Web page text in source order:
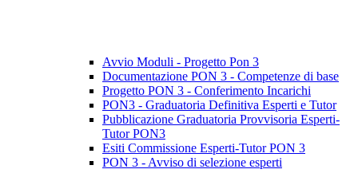
Avvio Moduli - Progetto Pon 3
Documentazione PON 3 - Competenze di base
Progetto PON 3 - Conferimento Incarichi
PON3 - Graduatoria Definitiva Esperti e Tutor
Pubblicazione Graduatoria Provvisoria Esperti-
Tutor PON3
Esiti Commissione Esperti-Tutor PON 3
PON 3 - Avviso di selezione esperti